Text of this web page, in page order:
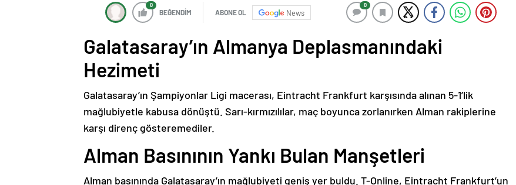
0
BEĞENDİM ABONE OL News
0
Galatasaray’ın Almanya Deplasmanındaki
Hezimeti
Galatasaray’ın Şampiyonlar Ligi macerası, Eintracht Frankfurt karşısında alınan 5-1’lik
mağlubiyetle kabusa dönüştü. Sarı-kırmızılılar, maç boyunca zorlanırken Alman rakiplerine
karşı direnç gösteremediler.
Alman Basınının Yankı Bulan Manşetleri
Alman basınında Galatasaray’ın mağlubiyeti geniş yer buldu. T-Online, Eintracht Frankfurt’un